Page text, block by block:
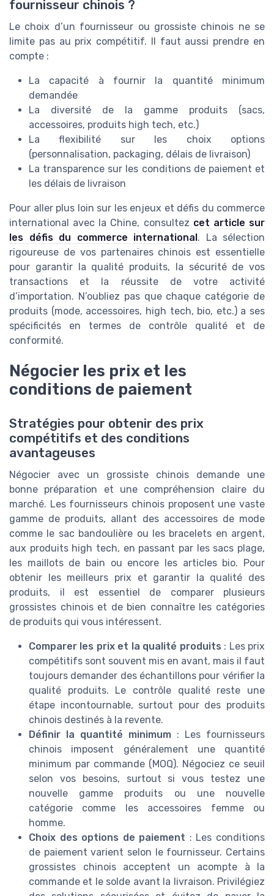
fournisseur chinois ?
Le choix d’un fournisseur ou grossiste chinois ne se
limite pas au prix compétitif. Il faut aussi prendre en
compte :
La capacité à fournir la quantité minimum
demandée
La diversité de la gamme produits (sacs,
accessoires, produits high tech, etc.)
La flexibilité sur les choix options
(personnalisation, packaging, délais de livraison)
La transparence sur les conditions de paiement et
les délais de livraison
Pour aller plus loin sur les enjeux et défis du commerce
international avec la Chine, consultez cet article sur
les défis du commerce international. La sélection
rigoureuse de vos partenaires chinois est essentielle
pour garantir la qualité produits, la sécurité de vos
transactions et la réussite de votre activité
d’importation. N’oubliez pas que chaque catégorie de
produits (mode, accessoires, high tech, bio, etc.) a ses
spécificités en termes de contrôle qualité et de
conformité.
Négocier les prix et les
conditions de paiement
Stratégies pour obtenir des prix
compétitifs et des conditions
avantageuses
Négocier avec un grossiste chinois demande une
bonne préparation et une compréhension claire du
marché. Les fournisseurs chinois proposent une vaste
gamme de produits, allant des accessoires de mode
comme le sac bandoulière ou les bracelets en argent,
aux produits high tech, en passant par les sacs plage,
les maillots de bain ou encore les articles bio. Pour
obtenir les meilleurs prix et garantir la qualité des
produits, il est essentiel de comparer plusieurs
grossistes chinois et de bien connaître les catégories
de produits qui vous intéressent.
Comparer les prix et la qualité produits : Les prix
compétitifs sont souvent mis en avant, mais il faut
toujours demander des échantillons pour vérifier la
qualité produits. Le contrôle qualité reste une
étape incontournable, surtout pour des produits
chinois destinés à la revente.
Définir la quantité minimum : Les fournisseurs
chinois imposent généralement une quantité
minimum par commande (MOQ). Négociez ce seuil
selon vos besoins, surtout si vous testez une
nouvelle gamme produits ou une nouvelle
catégorie comme les accessoires femme ou
homme.
Choix des options de paiement : Les conditions
de paiement varient selon le fournisseur. Certains
grossistes chinois acceptent un acompte à la
commande et le solde avant la livraison. Privilégiez